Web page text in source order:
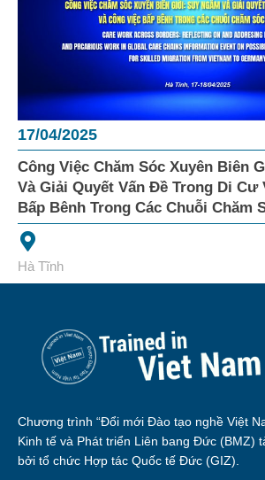
17/04/2025
Công Việc Chăm Sóc Xuyên Biên
Và Giải Quyết Vấn Đề Trong Di Cư
Bấp Bênh Trong Các Chuỗi Chăm
Hà Tĩnh
Chương trình “Đổi mới Đào tạo nghề Việt
Kinh tế và Phát triển Liên bang Đức (BMZ)
bởi tổ chức Hợp tác Quốc tế Đức (GIZ).